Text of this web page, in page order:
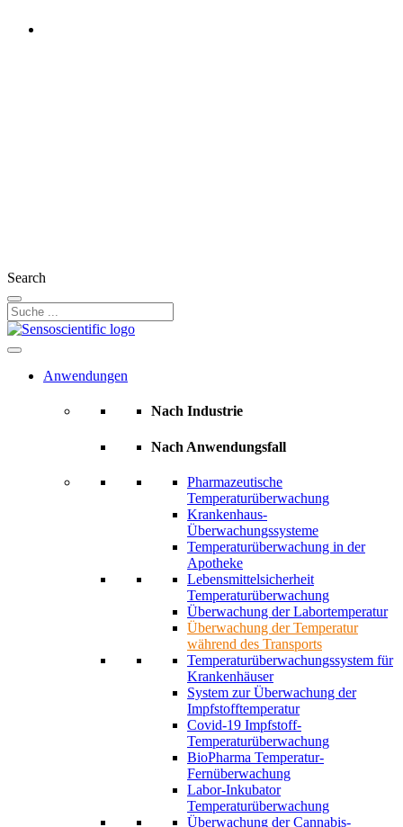
Search
Anwendungen
Nach Industrie
Nach Anwendungsfall
Pharmazeutische
Temperaturüberwachung
Krankenhaus-
Überwachungssysteme
Temperaturüberwachung in der
Apotheke
Lebensmittelsicherheit
Temperaturüberwachung
Überwachung der Labortemperatur
Überwachung der Temperatur
während des Transports
Temperaturüberwachungssystem für
Krankenhäuser
System zur Überwachung der
Impfstofftemperatur
Covid-19 Impfstoff-
Temperaturüberwachung
BioPharma Temperatur-
Fernüberwachung
Labor-Inkubator
Temperaturüberwachung
Überwachung der Cannabis-